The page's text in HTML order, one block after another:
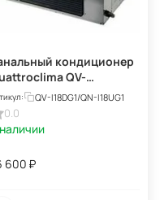
кондиционер
QV-
QN-I18UG1
QV-I18DG1/QN-I18UG1
0.0
600 ₽